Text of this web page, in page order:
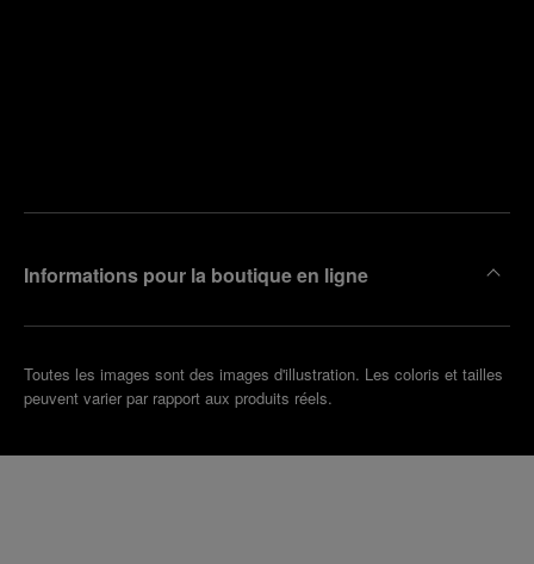
Informations pour la boutique en ligne
Toutes les images sont des images d'illustration. Les coloris et tailles
peuvent varier par rapport aux produits réels.